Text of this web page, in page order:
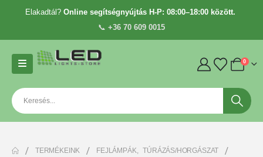
Elakadtál? Online segítségnyújtás H-P: 08:00–18:00 között.
📞 +36 70 609 0015
0
TERMÉKEINK FEJLÁMPÁK, TÚRÁZÁS/HORGÁSZAT